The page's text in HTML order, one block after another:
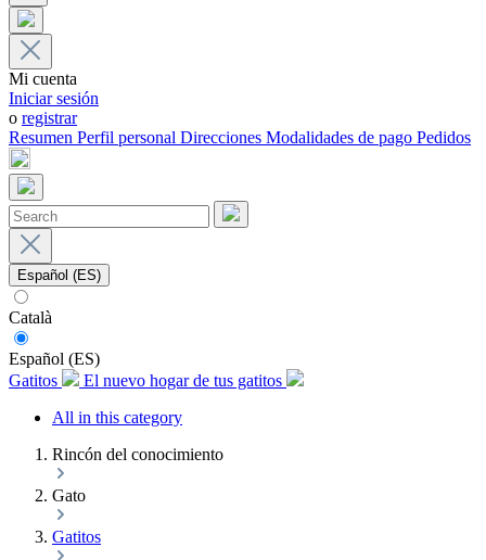
Mi cuenta
Iniciar sesión
o registrar
Resumen Perfil personal Direcciones Modalidades de pago Pedidos
Español (ES)
Català
Español (ES)
Gatitos
El nuevo hogar de tus gatitos
All in this category
Rincón del conocimiento
Gato
Gatitos